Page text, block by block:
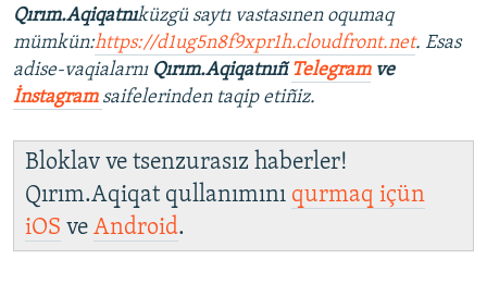
Qırım.Aqiqatnıküzgü saytı vastasınen oqumaq
mümkün:https://d1ug5n8f9xpr1h.cloudfront.net. Esas
adise-vaqialarnı Qırım.AqiqatnıñTelegramve
İnstagram saifelerinden taqip etiñiz.
Bloklav ve tsenzurasız haberler!
Qırım.Aqiqat qullanımını qurmaq içün
iOS ve Android.